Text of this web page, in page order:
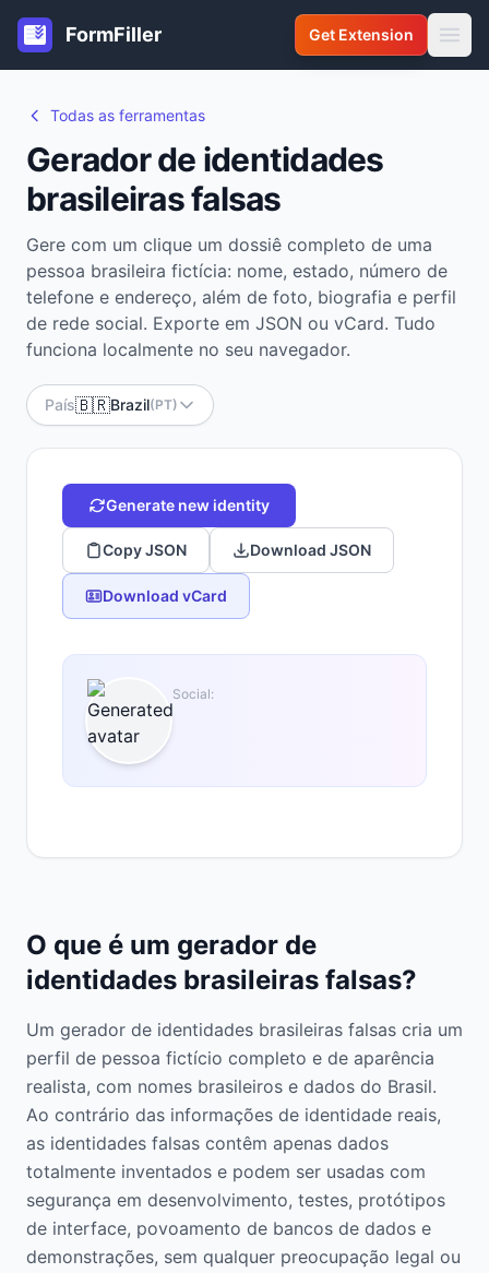
FormFiller Get Extension
Todas as ferramentas
Gerador de identidades
brasileiras falsas
Gere com um clique um dossiê completo de uma
pessoa brasileira fictícia: nome, estado, número de
telefone e endereço, além de foto, biografia e perfil
de rede social. Exporte em JSON ou vCard. Tudo
funciona localmente no seu navegador.
País🇧🇷Brazil(PT)
Generate new identity
Copy JSON Download JSON
Download vCard
Social:
O que é um gerador de
identidades brasileiras falsas?
Um gerador de identidades brasileiras falsas cria um
perfil de pessoa fictício completo e de aparência
realista, com nomes brasileiros e dados do Brasil.
Ao contrário das informações de identidade reais,
as identidades falsas contêm apenas dados
totalmente inventados e podem ser usadas com
segurança em desenvolvimento, testes, protótipos
de interface, povoamento de bancos de dados e
demonstrações, sem qualquer preocupação legal ou